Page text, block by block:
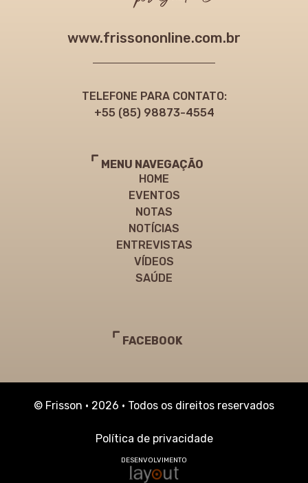
www.frissononline.com.br
TELEFONE PARA CONTATO:
+55 (85) 98873-4554
MENU NAVEGAÇÃO
HOME
EVENTOS
NOTAS
NOTÍCIAS
ENTREVISTAS
VÍDEOS
SAÚDE
FACEBOOK
© Frisson • 2026 • Todos os direitos reservados
Política de privacidade
DESENVOLVIMENTO